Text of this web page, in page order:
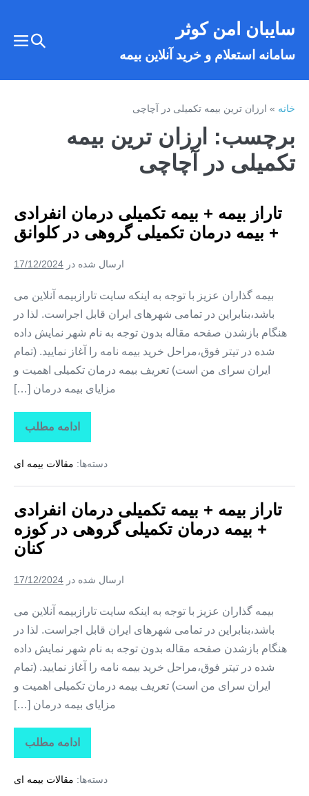
سایبان امن کوثر
سامانه استعلام و خرید آنلاین بیمه
تغییر
خانه»ارزان ترین بیمه تکمیلی در آچاچی
برچسب: ارزان ترین بیمه
تکمیلی در آچاچی
تاراز بیمه + بیمه تکمیلی درمان انفرادی
+ بیمه درمان تکمیلی گروهی در کلوانق
ارسال شده در 17/12/2024
بیمه گذاران عزیز با توجه به اینکه سایت تارازبیمه آنلاین می
باشد،بنابراین در تمامی شهرهای ایران قابل اجراست. لذا در
هنگام بازشدن صفحه مقاله بدون توجه به نام شهر نمایش داده
شده در تیتر فوق،مراحل خرید بیمه نامه را آغاز نمایید. (تمام
ایران سرای من است) تعریف بیمه درمان تکمیلی اهمیت و
مزایای بیمه درمان […]
ادامه مطلب
تاراز
بیمه
بیمه
درمان
+
بیمه
درمان
تکمیلی
گروهی
کلوانق
دسته‌ها: مقالات بیمه ای
تاراز بیمه + بیمه تکمیلی درمان انفرادی
+ بیمه درمان تکمیلی گروهی در کوزه
کنان
ارسال شده در 17/12/2024
بیمه گذاران عزیز با توجه به اینکه سایت تارازبیمه آنلاین می
باشد،بنابراین در تمامی شهرهای ایران قابل اجراست. لذا در
هنگام بازشدن صفحه مقاله بدون توجه به نام شهر نمایش داده
شده در تیتر فوق،مراحل خرید بیمه نامه را آغاز نمایید. (تمام
ایران سرای من است) تعریف بیمه درمان تکمیلی اهمیت و
مزایای بیمه درمان […]
ادامه مطلب
تاراز
بیمه
بیمه
دسته‌ها: مقالات بیمه ای